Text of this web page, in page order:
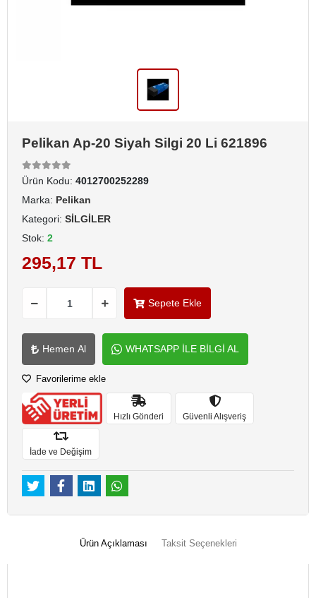
Pelikan Ap-20 Siyah Silgi 20 Li 621896
Ürün Kodu: 4012700252289
Marka: Pelikan
Kategori: SİLGİLER
Stok: 2
295,17 TL
Sepete Ekle
Hemen Al WHATSAPP İLE BİLGİ AL
Favorilerime ekle
Hızlı Gönderi Güvenli Alışveriş
İade ve Değişim
Ürün Açıklaması Taksit Seçenekleri